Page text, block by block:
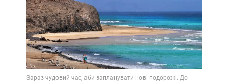
Зараз чудовий час, аби запланувати нові подорожі. До